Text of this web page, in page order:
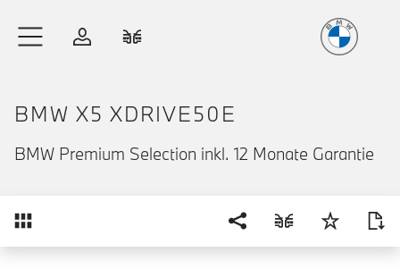
Anmelden
BMW X5 XDRIVE50E
BMW Premium Selection inkl. 12 Monate Garantie